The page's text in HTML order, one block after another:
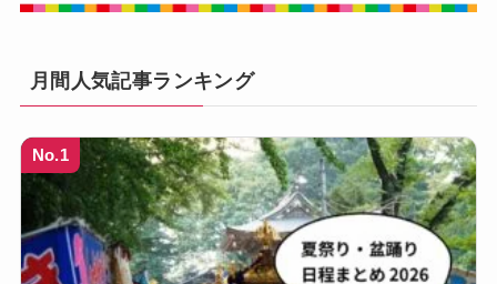
月間人気記事ランキング
No.1